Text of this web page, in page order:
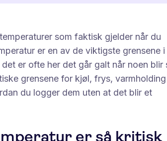
gjør kontrollen enklere å holde og
tilsyn.
som faktisk gjelder når du
er en av de viktigste grensene i
er ofte her det går galt når noen blir
grensene for kjøl, frys,
du logger dem uten at det blir et